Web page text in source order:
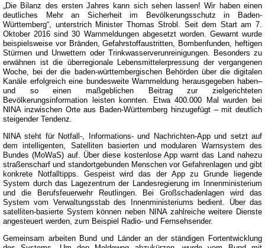
„Die Bilanz des ersten Jahres kann sich sehen lassen! Wir haben einen
deutliches Mehr an Sicherheit im Bevölkerungsschutz in Baden-
Württemberg“, unterstrich Minister Thomas Strobl. Seit dem Start am 7.
Oktober 2016 sind 30 Warnmeldungen abgesetzt worden. Gewarnt wurde
beispielsweise vor Bränden, Gefahrstoffaustritten, Bombenfunden, heftigen
Stürmen und Unwettern oder Trinkwasserverunreinigungen. Besonders zu
erwähnen ist die überregionale Lebensmittelerpressung der vergangenen
Woche, bei der die baden-württembergischen Behörden über die digitalen
Kanäle erfolgreich eine bundesweite Warnmeldung herausgegeben haben–
und so einen maßgeblichen Beitrag zur zielgerichteten
Bevölkerungsinformation leisten konnten. Etwa 400.000 Mal wurden bei
NINA inzwischen Orte aus Baden-Württemberg hinzugefügt – mit deutlich
steigender Tendenz.
NINA steht für Notfall-, Informations- und Nachrichten-App und setzt auf
dem intelligenten, Satelliten basierten und modularen Warnsystem des
Bundes (MoWaS) auf. Über diese kostenlose App warnt das Land nahezu
straßenscharf und standortgebunden Menschen vor Gefahrenlagen und gibt
konkrete Notfalltipps. Gespeist wird das der App zu Grunde liegende
System durch das Lagezentrum der Landesregierung im Innenministerium
und die Berufsfeuerwehr Reutlingen. Bei Großschadenlagen wird das
System vom Verwaltungsstab des Innenministeriums bedient. Über das
satelliten-basierte System können neben NINA zahlreiche weitere Dienste
angesteuert werden, zum Beispiel Radio- und Fernsehsender.
Gemeinsam arbeiten Bund und Länder an der ständigen Fortentwicklung